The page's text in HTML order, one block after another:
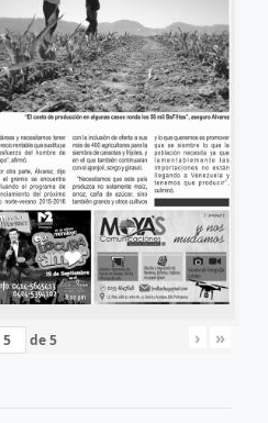
de5 › »